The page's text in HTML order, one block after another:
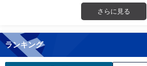
さらに見る
ランキング